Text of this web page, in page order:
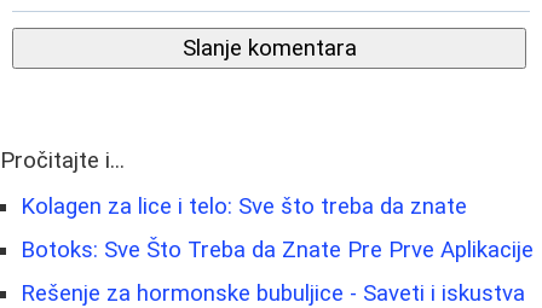
Slanje komentara
Pročitajte i...
Kolagen za lice i telo: Sve što treba da znate
Botoks: Sve Što Treba da Znate Pre Prve Aplikacije
Rešenje za hormonske bubuljice - Saveti i iskustva